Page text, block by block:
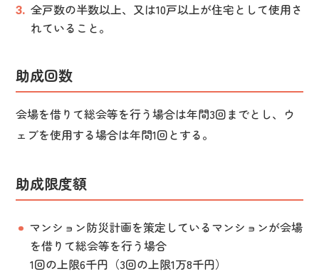
全戸数の半数以上、又は10戸以上が住宅として使用さ
れていること。
助成回数
会場を借りて総会等を行う場合は年間3回までとし、ウ
ェブを使用する場合は年間1回とする。
助成限度額
マンション防災計画を策定しているマンションが会場
を借りて総会等を行う場合
1回の上限6千円（3回の上限1万8千円）